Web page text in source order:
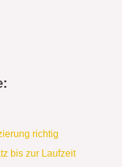
richtig
bis zur Laufzeit